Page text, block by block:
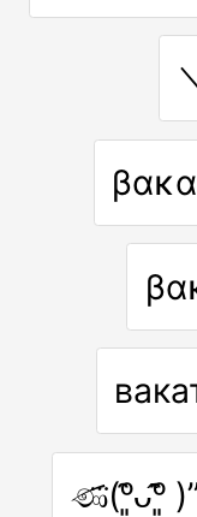
ණ⃛(ᵒ͈̑ᴗ̂ᵒ͈̑